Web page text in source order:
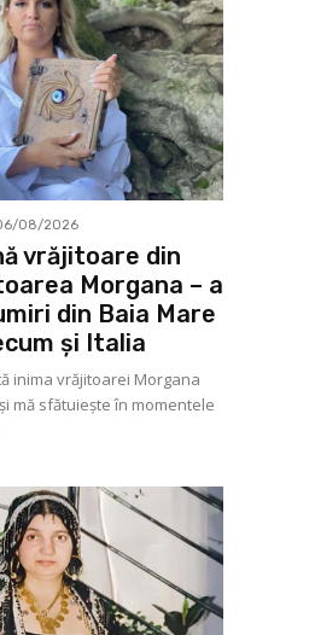
08/2026
vrăjitoare din
Morgana – a
din Baia Mare
și Italia
inima vrăjitoarei Morgana
mă sfătuiește în momentele